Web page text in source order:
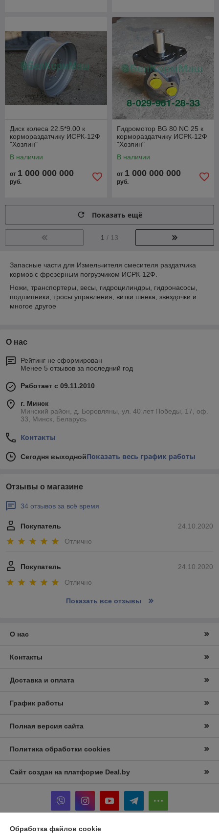
Диск колеса 22.5*9.00 к
кормораздатчику ИСРК-12Ф
"Хозяин"
В наличии
от 1 000 000 000
руб.
Гидромотор BG 80 NC 25 к
кормораздатчику ИСРК-12Ф
"Хозяин"
В наличии
от 1 000 000 000
руб.
Показать ещё
1 / 13
Запасные части для Измельчителя смесителя раздатчика
кормов с фрезерным погрузчиком ИСРК-12Ф.
Ножи, транспортеры, весы, гидроцилиндры, гидронасосы,
подшипники, тросы управления, витки шнека, звездочки и
многое другое
О нас
Рейтинг не сформирован
Менее 5 отзывов за последний год
Работает с 09.11.2010
г. Минск
Минский район, д. Боровляны, ул. 40 лет Победы, 17, оф.
33, Минск, Беларусь
Контакты
Сегодня выходнойПоказать весь график работы
Отзывы о магазине
34 отзывов за всё время
24.10.2020
Покупатель
Отлично
24.10.2020
Покупатель
Отлично
Показать все отзывы
О нас
Контакты
Доставка и оплата
График работы
Полная версия сайта
Политика обработки cookies
Сайт создан на платформе Deal.by
Обработка файлов cookie